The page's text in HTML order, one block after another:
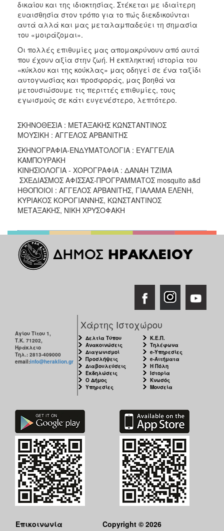
δικαίου και της ιδιοκτησίας. Στέκεται με ιδιαίτερη
ευαισθησία στον τρόπο για το πώς διεκδικούνται
αυτά αλλά και μας μεταλαμπαδεύει τη σημασία
του «μοιράζομαι».
Οι πολλές επιθυμίες μας απομακρύνουν από αυτά
που έχουν αξία στην ζωή. Η εκπληκτική ιστορία του
«κύκλου και της κούκλας» μας οδηγεί σε ένα ταξίδι
αυτογνωσίας και προσφοράς, μας βοηθά να
μετουσιώσουμε τις περιττές επιθυμίες, τους
εγωισμούς σε κάτι ευγενέστερο, λεπτότερο.
ΣΚΗΝΟΘΕΣΙΑ : ΜΕΤΑΞΑΚΗΣ ΚΩΝΣΤΑΝΤΙΝΟΣ
ΜΟΥΣΙΚΗ : ΑΓΓΕΛΟΣ ΑΡΒΑΝΙΤΗΣ
ΣΚΗΝΟΓΡΑΦΙΑ-ΕΝΔΥΜΑΤΟΛΟΓΙΑ : ΕΥΑΓΓΕΛΙΑ
ΚΑΜΠΟΥΡΑΚΗ
ΚΙΝΗΣΙΟΛΟΓΙΑ - ΧΟΡΟΓΡΑΦΙΑ : ΔΑΝΑΗ ΤΖΙΜΑ
ΣΧΕΔΙΑΣΜΟΣ ΑΦΙΣΣΑΣ-ΠΡΟΓΡΑΜΜΑΤΟΣ mosquito a&d
ΗΘΟΠΟΙΟΙ : ΑΓΓΕΛΟΣ ΑΡΒΑΝΙΤΗΣ, ΓΙΑΛΑΜΑ ΕΛΕΝΗ,
ΚΥΡΙΑΚΟΣ ΚΟΡΟΓΙΑΝΝΗΣ, ΚΩΝΣΤΑΝΤΙΝΟΣ
ΜΕΤΑΞΑΚΗΣ, ΝΙΚΗ ΧΡΥΣΟΦΑΚΗ
Αγίου Τίτου 1,
Τ.Κ. 71202,
Ηράκλειο
Τηλ.: 2813-409000
email:info@heraklion.gr
Χάρτης Ιστοχώρου
Δελτία Τύπου
Ανακοινώσεις
Διαγωνισμοί
Προσλήψεις
Διαβουλεύσεις
Εκδηλώσεις
Ο Δήμος
Υπηρεσίες
Κ.Ε.Π.
Τηλέφωνα
e-Υπηρεσίες
e-Αιτήματα
Η Πόλη
Ιστορία
Κνωσός
Μουσεία
Επικοινωνία Copyright © 2026